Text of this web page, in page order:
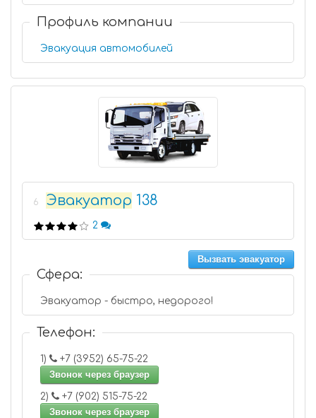
Профиль компании
Эвакуация автомобилей
6 Эвакуатор 138
2
Вызвать эвакуатор
Сфера:
Эвакуатор - быстро, недорого!
Телефон:
1)
+7 (3952) 65-75-22
Звонок через браузер
2)
+7 (902) 515-75-22
Звонок через браузер